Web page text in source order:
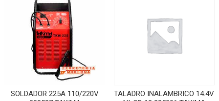
SOLDADOR 225A 110/220V
TALADRO INALAMBRICO 14.4V